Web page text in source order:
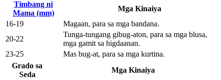
Timbang ni
Mama (mm)
Mga Kinaiya
16-19
Magaan, para sa mga bandana.
20-22
Tunga-tungang gibug-aton, para sa mga blusa,
mga gamit sa higdaanan.
23-25
Mas bug-at, para sa mga kurtina.
Grado sa
Seda
Mga Kinaiya